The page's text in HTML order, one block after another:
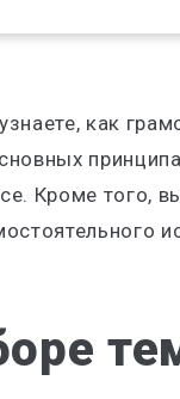
как
Кроме того,